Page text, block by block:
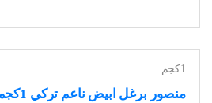
1كجم
منصور برغل ابيض ناعم تركي 1كجم